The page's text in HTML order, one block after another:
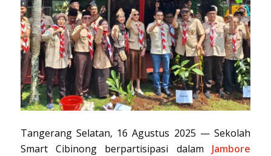
Tangerang Selatan, 16 Agustus 2025 — Sekolah
Smart Cibinong berpartisipasi dalam Jambore